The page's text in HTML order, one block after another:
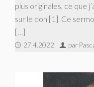
plus originales, ce que
sur le don [1]. Ce
[…]
27.4.2022 par